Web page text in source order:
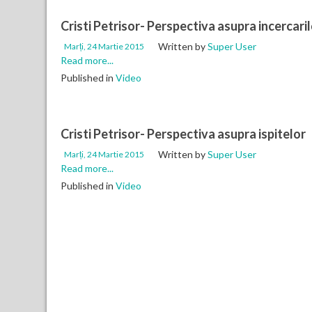
Cristi Petrisor- Perspectiva asupra
Marți, 24 Martie 2015 Written bySuper User
Read more...
Published in Video
Cristi Petrisor- Perspectiva asupra ispitelor
Marți, 24 Martie 2015 Written bySuper User
Read more...
Published in Video